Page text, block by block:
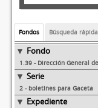
Fondos Búsqueda rápida
Fondo
Serie
2 - boletines para Gaceta
Expediente